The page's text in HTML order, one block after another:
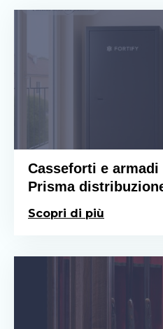
Casseforti e
Prisma
Scopri di più